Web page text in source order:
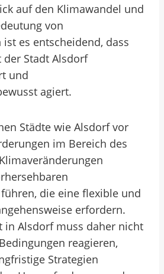
auf den Klimawandel und
von
es entscheidend, dass
Stadt Alsdorf
und
agiert.
Städte wie Alsdorf vor
im Bereich des
die eine flexible und
erfordern.
in Alsdorf muss daher nicht
reagieren,
Strategien